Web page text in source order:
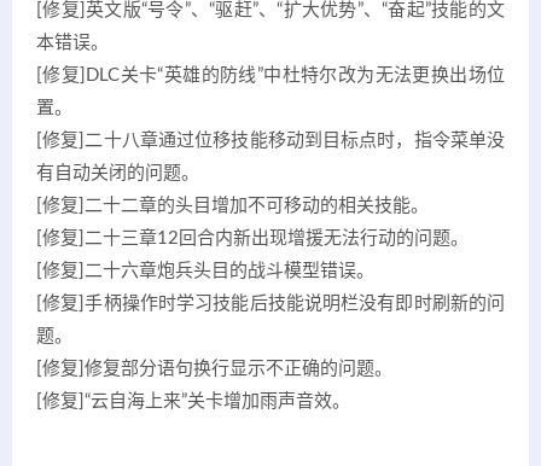
[修复]英文版“号令”、“驱赶”、“扩大优势”、“奋起”技能的文
本错误。
[修复]DLC关卡“英雄的防线”中杜特尔改为无法更换出场位
置。
[修复]二十八章通过位移技能移动到目标点时，指令菜单没
有自动关闭的问题。
[修复]二十二章的头目增加不可移动的相关技能。
[修复]二十三章12回合内新出现增援无法行动的问题。
[修复]二十六章炮兵头目的战斗模型错误。
[修复]手柄操作时学习技能后技能说明栏没有即时刷新的问
题。
[修复]修复部分语句换行显示不正确的问题。
[修复]“云自海上来”关卡增加雨声音效。